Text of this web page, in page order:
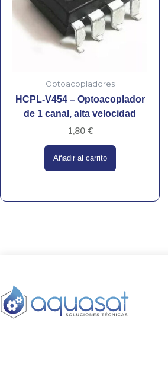
Optoacopladores
HCPL-V454 – Optoacoplador
de 1 canal, alta velocidad
1,80 €
Añadir al carrito